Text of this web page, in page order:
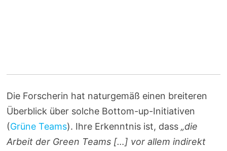
Die Forscherin hat naturgemäß einen breiteren
Überblick über solche Bottom-up-Initiativen
(Grüne Teams). Ihre Erkenntnis ist, dass„die
Arbeit der Green Teams […] vor allem indirekt